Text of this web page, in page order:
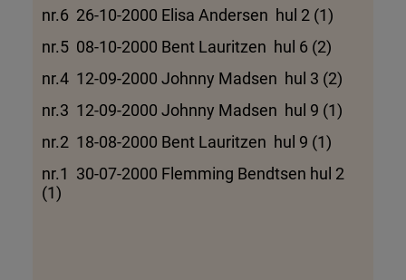
nr.6 26-10-2000 Elisa Andersen hul 2 (1)
nr.5 08-10-2000 Bent Lauritzen hul 6 (2)
nr.4 12-09-2000 Johnny Madsen hul 3 (2)
nr.3 12-09-2000 Johnny Madsen hul 9 (1)
nr.2 18-08-2000 Bent Lauritzen hul 9 (1)
nr.1 30-07-2000 Flemming Bendtsen hul 2
(1)